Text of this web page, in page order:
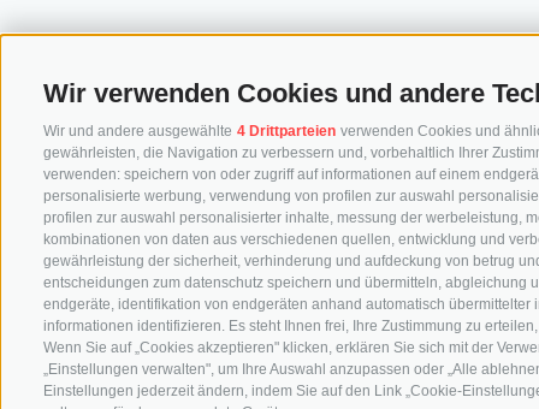
Wir verwenden Cookies und andere
Wir und andere ausgewählte 4 Drittparteien verwenden Cookies und
gewährleisten, die Navigation zu verbessern und, vorbehaltlich Ihrer
verwenden: speichern von oder zugriff auf informationen auf einem
personalisierte werbung, verwendung von profilen zur auswahl
profilen zur auswahl personalisierter inhalte, messung der werbeleistung,
kombinationen von daten aus verschiedenen quellen, entwicklung und
gewährleistung der sicherheit, verhinderung und aufdeckung von betrug
entscheidungen zum datenschutz speichern und übermitteln,
endgeräte, identifikation von endgeräten anhand automatisch
informationen identifizieren. Es steht Ihnen frei, Ihre Zustimmung zu
Wenn Sie auf „Cookies akzeptieren" klicken, erklären Sie sich mit der
„Einstellungen verwalten", um Ihre Auswahl anzupassen oder „Alle
Einstellungen jederzeit ändern, indem Sie auf den Link „Cookie-